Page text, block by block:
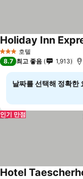
3 성급 호텔
Holiday Inn
8.7 최고 좋음 1,913
날짜를 선택해 정확한
인기 만점
Hotel